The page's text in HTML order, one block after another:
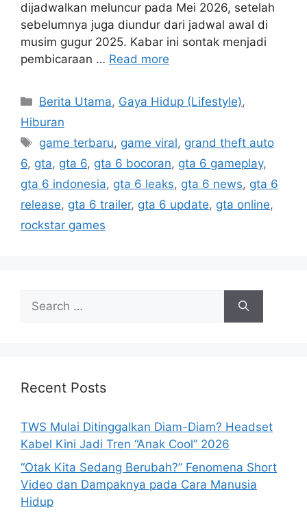
dijadwalkan meluncur pada Mei 2026, setelah
sebelumnya juga diundur dari jadwal awal di
musim gugur 2025. Kabar ini sontak menjadi
pembicaraan … Read more
C
a
e
g
o
r
i
Berita Utama, Gaya Hidup (Lifestyle),
Hiburan
T
a
g
s
game terbaru, game viral, grand theft auto
6, gta, gta 6, gta 6 bocoran, gta 6 gameplay,
gta 6 indonesia, gta 6 leaks, gta 6 news, gta 6
release, gta 6 trailer, gta 6 update, gta online,
rockstar games
h
r
:
Recent Posts
TWS Mulai Ditinggalkan Diam-Diam? Headset
Kabel Kini Jadi Tren “Anak Cool” 2026
“Otak Kita Sedang Berubah?” Fenomena Short
Video dan Dampaknya pada Cara Manusia
Hidup